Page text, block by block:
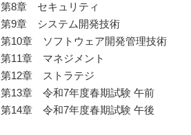
第8章 セキュリティ
第9章 システム開発技術
第10章 ソフトウェア開発管理技術
第11章 マネジメント
第12章 ストラテジ
第13章 令和7年度春期試験 午前
第14章 令和7年度春期試験 午後